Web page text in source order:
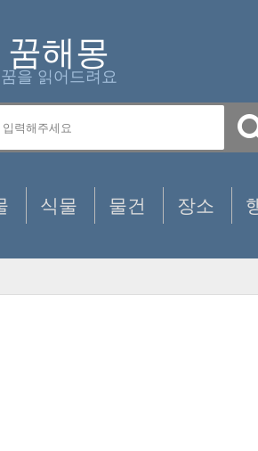
꿈해몽
꿈을 읽어드려요
식물 물건 장소